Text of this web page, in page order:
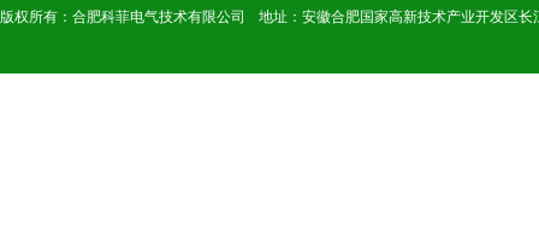
版权所有：合肥科菲电气技术有限公司 地址：安徽合肥国家高新技术产业开发区